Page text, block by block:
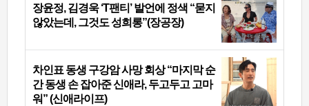
장윤정, 김경욱 ‘T팬티’ 발언에 정색 “묻지
않았는데, 그것도 성희롱”(장공장)
차인표 동생 구강암 사망 회상 “마지막 순
간 동생 손 잡아준 신애라, 두고두고 고마
워” (신애라이프)